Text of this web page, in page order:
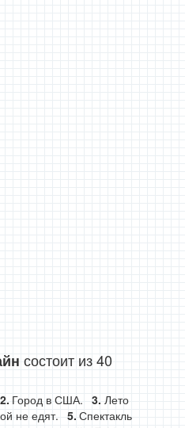
состоит из 40
Город в США.
Лето
не едят.
Спектакль